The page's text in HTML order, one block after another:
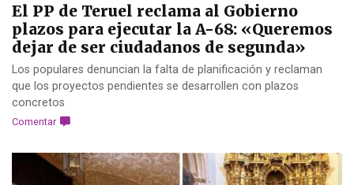
El PP de Teruel reclama al Gobierno
plazos para ejecutar la A-68: «Queremos
dejar de ser ciudadanos de segunda»
Los populares denuncian la falta de planificación y reclaman
que los proyectos pendientes se desarrollen con plazos
concretos
Comentar